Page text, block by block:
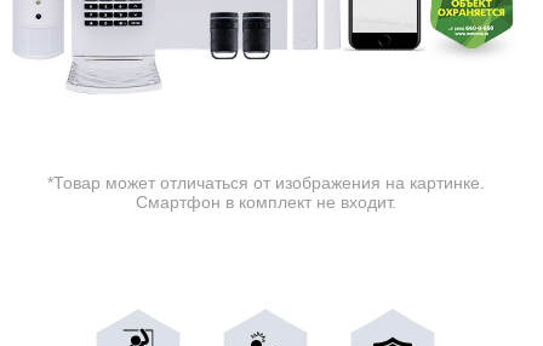
*Товар может отличаться от изображения на картинке.
Смартфон в комплект не входит.